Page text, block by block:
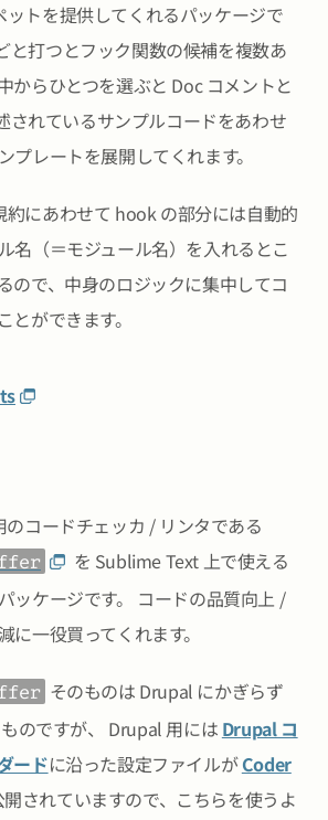
トを提供してくれるパッケージで
と打つとフック関数の候補を複数あ
からひとつを選ぶと Doc コメントと
されているサンプルコードをあわせ
プレートを展開してくれます。
にあわせて hook の部分には自動的
名（＝モジュール名）を入れるとこ
ので、中身のロジックに集中してコ
とができます。
のコードチェッカ / リンタである
を Sublime Text 上で使える
ッケージです。 コードの品質向上 /
に一役買ってくれます。
そのものは Drupal にかぎらず
のですが、 Drupal 用には Drupal コ
ードに沿った設定ファイルがCoder
開されていますので、こちらを使うよ